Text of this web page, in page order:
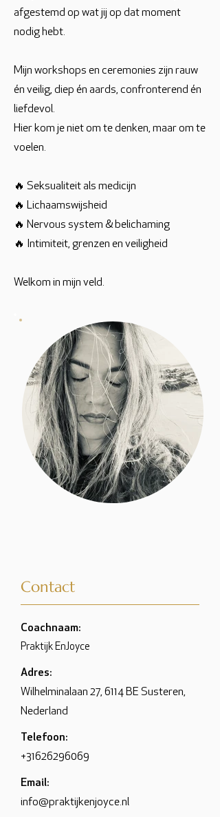
afgestemd op wat jij op dat moment
nodig hebt.
Mijn workshops en ceremonies zijn rauw
én veilig, diep én aards, confronterend én
liefdevol.
Hier kom je niet om te denken, maar om te
voelen.
🔥 Seksualiteit als medicijn
🔥 Lichaamswijsheid
🔥 Nervous system & belichaming
🔥 Intimiteit, grenzen en veiligheid
Welkom in mijn veld.
Contact
Coachnaam:
Praktijk EnJoyce
Adres:
Wilhelminalaan 27, 6114 BE Susteren,
Nederland
Telefoon:
+31626296069
Email:
info@praktijkenjoyce.nl